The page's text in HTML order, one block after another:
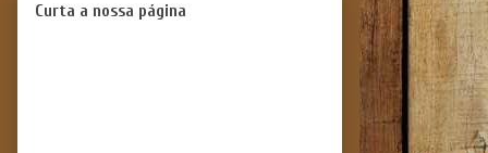
Curta a nossa página